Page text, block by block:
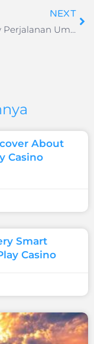
NEXT
Itenerary Perjalanan Umroh Ramadhan 12 Hari 2025 Darmawisata Indonesia
About
Casino
Smart
Casino